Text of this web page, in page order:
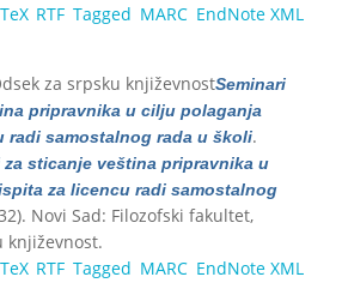
RTF Tagged MARC EndNote XML
za srpsku književnostSeminari
pripravnika u cilju polaganja
radi samostalnog rada u školi.
za sticanje veština pripravnika u
za licencu radi samostalnog
Novi Sad: Filozofski fakultet,
književnost.
RTF Tagged MARC EndNote XML